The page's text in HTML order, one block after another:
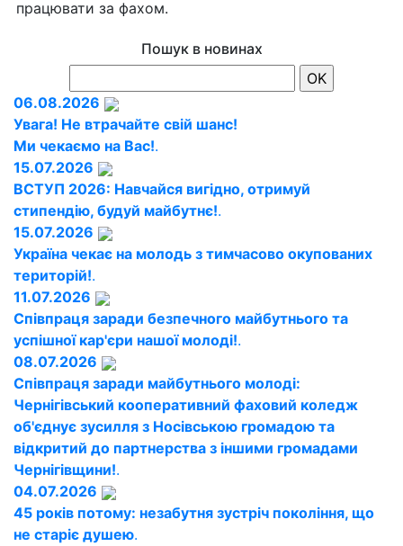
працювати за фахом.
Пошук в новинах
06.08.2026
Увага! Не втрачайте свій шанс!
Ми чекаємо на Вас!.
15.07.2026
ВСТУП 2026: Навчайся вигідно, отримуй
стипендію, будуй майбутнє!.
15.07.2026
Україна чекає на молодь з тимчасово окупованих
територій!.
11.07.2026
Співпраця заради безпечного майбутнього та
успішної кар'єри нашої молоді!.
08.07.2026
Співпраця заради майбутнього молоді:
Чернігівський кооперативний фаховий коледж
об'єднує зусилля з Носівською громадою та
відкритий до партнерства з іншими громадами
Чернігівщини!.
04.07.2026
45 років потому: незабутня зустріч покоління, що
не старіє душею.